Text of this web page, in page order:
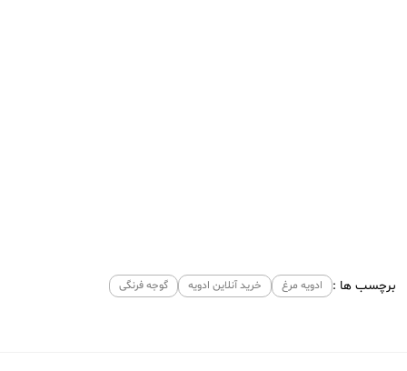
برچسب ها : ادویه مرغ خرید آنلاین ادویه گوجه فرنگی